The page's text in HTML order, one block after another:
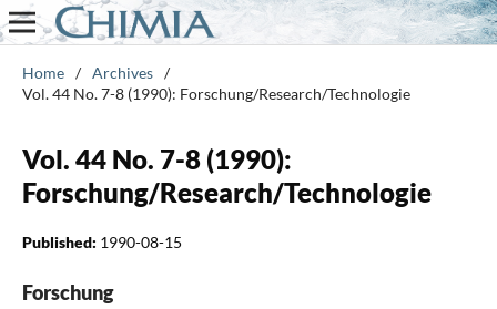
Home / Archives /
Vol. 44 No. 7-8 (1990): Forschung/Research/Technologie
Vol. 44 No. 7-8 (1990):
Forschung/Research/Technologie
Published: 1990-08-15
Forschung